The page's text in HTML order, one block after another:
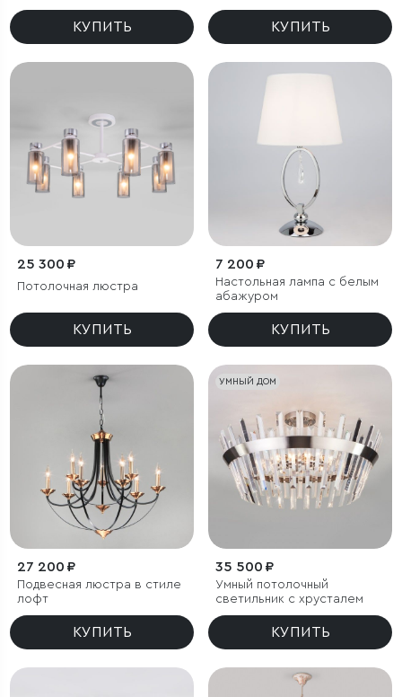
КУПИТЬ КУПИТЬ
25 300 ₽
Потолочная люстра
КУПИТЬ
7 200 ₽
Настольная лампа с белым
абажуром
КУПИТЬ
27 200 ₽
Подвесная люстра в стиле
лофт
КУПИТЬ
УМНЫЙ ДОМ
35 500 ₽
Умный потолочный
светильник с хрусталем
КУПИТЬ